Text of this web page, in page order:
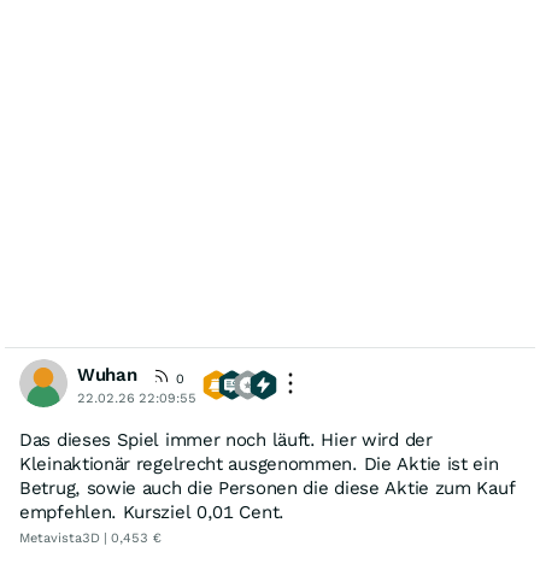
Wuhan
0
22.02.26 22:09:55
Das dieses Spiel immer noch läuft. Hier wird der
Kleinaktionär regelrecht ausgenommen. Die Aktie ist ein
Betrug, sowie auch die Personen die diese Aktie zum Kauf
empfehlen. Kursziel 0,01 Cent.
Metavista3D | 0,453 €